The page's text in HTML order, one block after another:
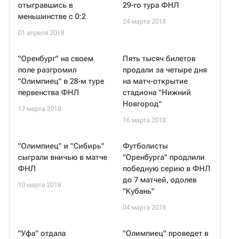
отыгравшись в
меньшинстве с 0:2
01 апреля 2018
29-го тура ФНЛ
24 марта 2018
"Оренбург" на своем
поле разгромил
"Олимпиец" в 28-м туре
первенства ФНЛ
17 марта 2018
Пять тысяч билетов
продали за четыре дня
на матч-открытие
стадиона "Нижний
Новгород"
16 марта 2018
"Олимпиец" и "Сибирь"
сыграли вничью в матче
ФНЛ
10 марта 2018
Футболисты
"Оренбурга" продлили
победную серию в ФНЛ
до 7 матчей, одолев
"Кубань"
04 марта 2018
"Уфа" отдала
"Олимпиец" проведет в